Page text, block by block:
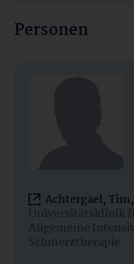
Personen
Achtergael,
Universitätsklinik
Allgemeine
Schmerztherapie